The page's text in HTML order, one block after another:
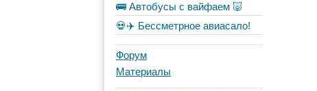
🚌 Автобусы с вайфаем 🐷
💀✈️ Бессметрное авиасало!
Форум
Материалы